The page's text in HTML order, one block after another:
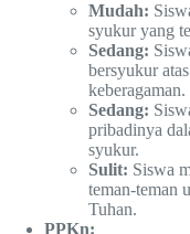
Mudah:
syukur yang
Sedang:
bersyukur
keberagaman.
Sedang:
pribadinya
syukur.
Sulit: Siswa
teman-teman
Tuhan.
PPKn: